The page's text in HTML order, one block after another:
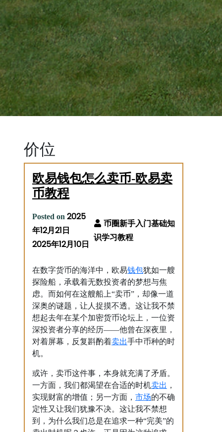
价位
欧易钱包怎么卖币-欧易卖
币教程
Posted on 2025
年12月21日
2025年12月10日
在数字货币的海洋中，欧易钱包犹如一艘
探险船，承载着无数投资者的梦想与焦
虑。而如何在这艘船上“卖币”，却像一道
深奥的谜题，让人捉摸不透。这让我不禁
想起去年在某个加密货币论坛上，一位资
深投资者分享的经历——他曾在深夜里，
对着屏幕，反复斟酌着卖出手中币种的时
机。
或许，卖币这件事，本身就充满了矛盾。
一方面，我们都渴望在合适的时机卖出 ，
实现财富的增值；另一方面， 市场的不确
定性又让我们犹豫不决。这让我不禁想
到，为什么我们总是在追求一种“完美”的